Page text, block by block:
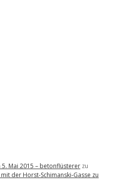
5. Mai 2015 – betonflüsterer zu
der Horst-Schimanski-Gasse zu